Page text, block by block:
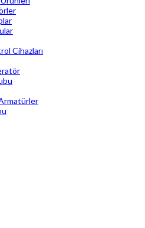
Cihazları